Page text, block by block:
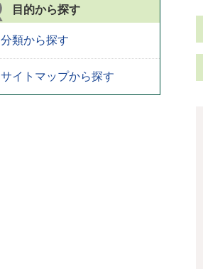
目的から探す
分類から探す
サイトマップから探す